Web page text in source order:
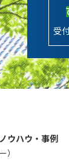
受
ウハウ・事例
）